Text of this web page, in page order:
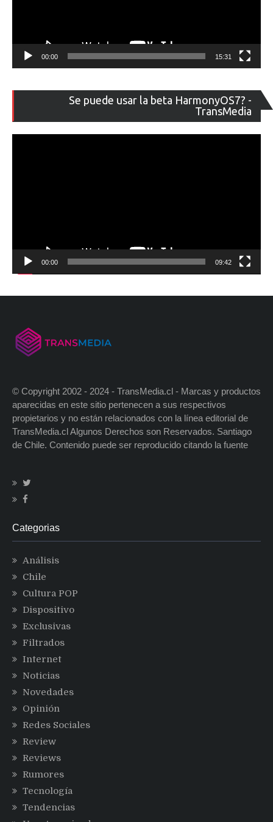
00:00 15:31
Se puede usar la beta HarmonyOS7? -
TransMedia
de
00:00 09:42
© Copyright 2002 - 2024 - TransMedia.cl - Marcas y productos
aparecidas en este sitio pertenecen a sus respectivos
propietarios y no están relacionados con la línea editorial de
TransMedia.cl Algunos Derechos son Reservados. Santiago
de Chile. Contenido puede ser reproducido citando la fuente
Categorias
Análisis
Chile
Cultura POP
Dispositivo
Exclusivas
Filtrados
Internet
Noticias
Novedades
Opinión
Redes Sociales
Review
Reviews
Rumores
Tecnología
Tendencias